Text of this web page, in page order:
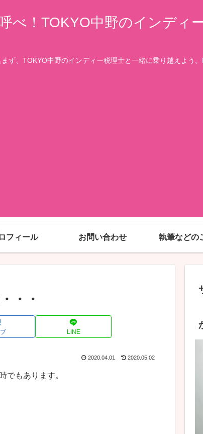
べ！TOKYO中野のインディ
ず、TOKYO中野のインディー税理士と一緒に乗り越えよう。
フィール お問い合わせ 執筆などの
・・
LINE
2020.04.01 2020.05.02
でもあります。